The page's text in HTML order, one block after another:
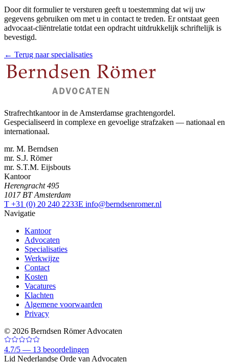
Door dit formulier te versturen geeft u toestemming dat wij uw
gegevens gebruiken om met u in contact te treden. Er ontstaat geen
advocaat-cliëntrelatie totdat een opdracht uitdrukkelijk schriftelijk is
bevestigd.
← Terug naar specialisaties
Strafrechtkantoor in de Amsterdamse grachtengordel.
Gespecialiseerd in complexe en gevoelige strafzaken — nationaal en
internationaal.
mr. M. Berndsen
mr. S.J. Römer
mr. S.T.M. Eijsbouts
Kantoor
Herengracht 495
1017 BT Amsterdam
T +31 (0) 20 240 2233E info@berndsenromer.nl
Navigatie
Kantoor
Advocaten
Specialisaties
Werkwijze
Contact
Kosten
Vacatures
Klachten
Algemene voorwaarden
Privacy
© 2026 Berndsen Römer Advocaten
4.7/5 — 13 beoordelingen
Lid Nederlandse Orde van Advocaten